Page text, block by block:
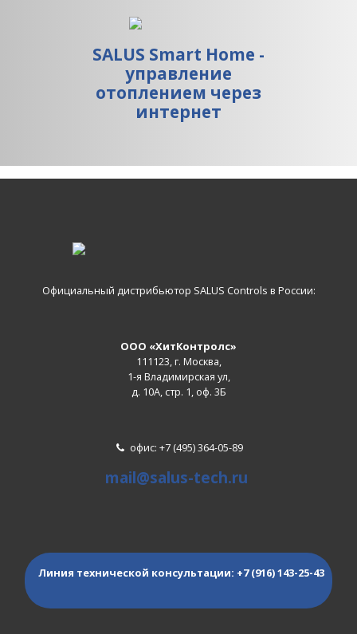
SALUS Smart Home -
управление
отоплением через
интернет
Официальный дистрибьютор SALUS Controls в России:
ООО «ХитКонтролс»
111123, г. Москва,
1-я Владимирская ул,
д. 10А, стр. 1, оф. 3Б
офис: +7 (495) 364-05-89
mail@salus-tech.ru
Линия технической консультации: +7 (916) 143-25-43